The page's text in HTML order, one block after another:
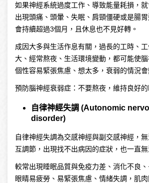
如果神經系統過度工作、導致能量耗損，就
出現頭痛、頭暈、失眠、肩頸僵硬或是腸
會持續超過3個月，且休息也不見好轉。
成因大多與生活作息有關，過長的工時、
大、經常熬夜、生活環境變動，都可能使
個性容易緊張焦慮、想太多，衰弱的情況會
預防腦神經衰弱症：不要熬夜，維持良好的
自律神經失調 (Autonomic
disorder)
自律神經失調為交感神經與副交感神經，
互調節，出現找不出病因的症狀，也一直無
較常出現睡眠品質與免疫力差、消化不良、
眼睛易疲勞、易緊張焦慮、情緒失調，肌